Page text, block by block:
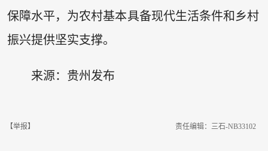
保障水平，为农村基本具备现代生活条件和乡村
振兴提供坚实支撑。
来源：贵州发布
【举报】 责任编辑：三石-NB33102